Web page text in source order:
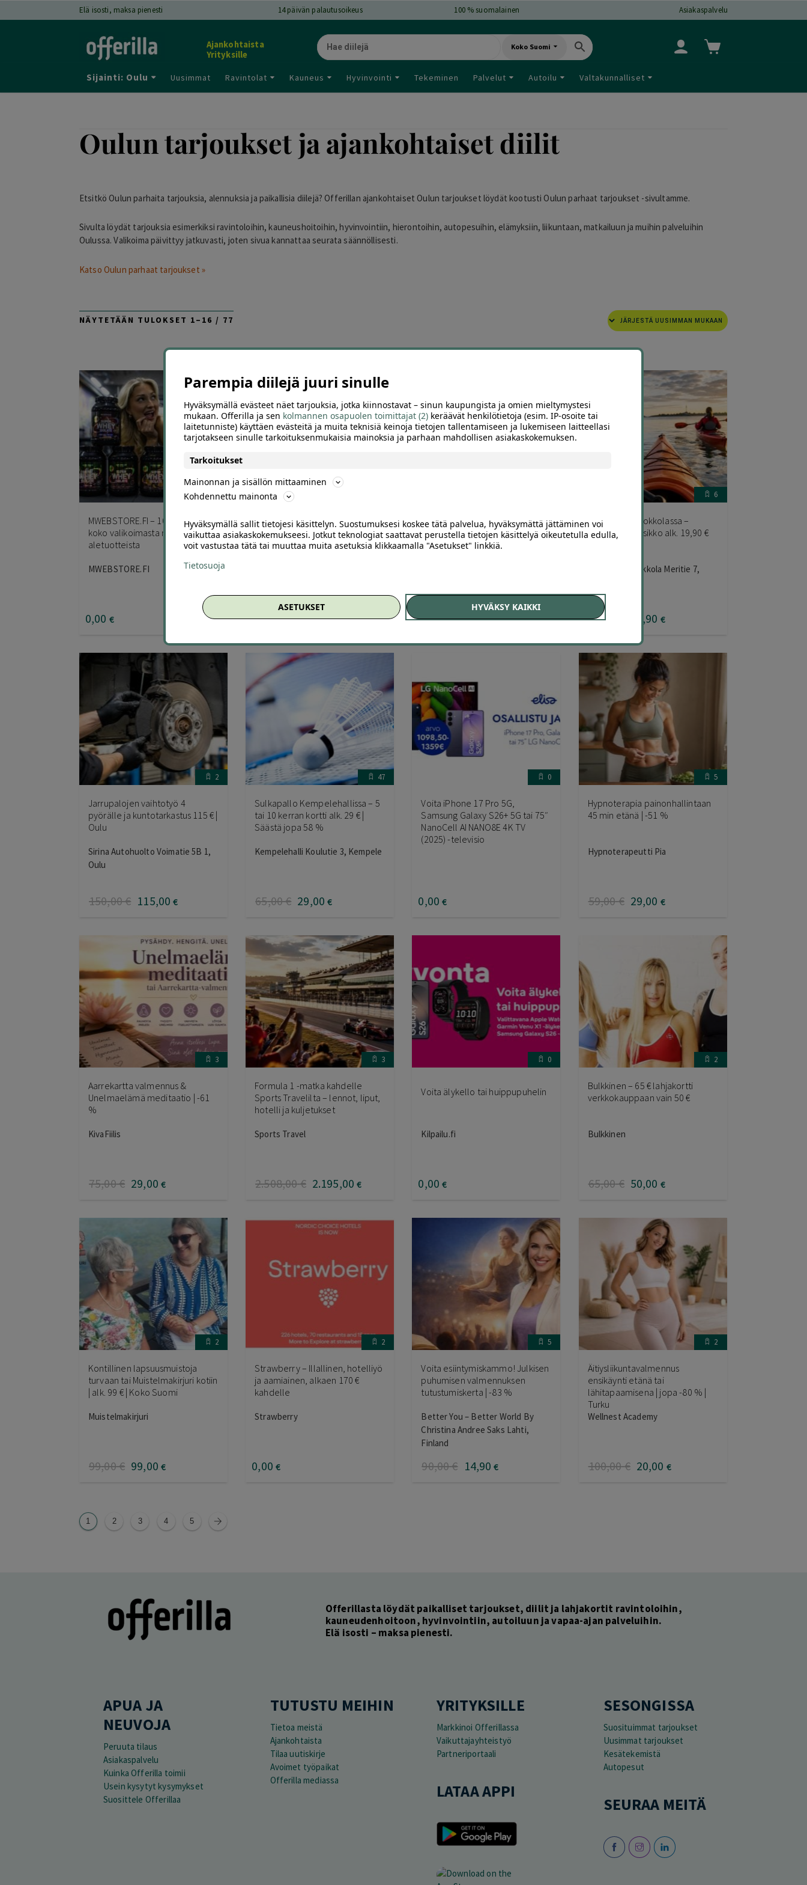
Elä isosti, maksa pienesti 14päivän palautusoikeus 100 % suomalainen Asiakaspalvelu
Ajankohtaista
Yrityksille
Koko Suomi
Sijainti: Oulu Uusimmat Ravintolat Kauneus Hyvinvointi Tekeminen Palvelut Autoilu Valtakunnalliset
Oulun tarjoukset ja ajankohtaiset diilit
Etsitkö Oulun parhaita tarjouksia, alennuksia ja paikallisia diilejä? Offerillan ajankohtaiset Oulun tarjoukset löydät kootusti Oulun parhaat tarjoukset -sivultamme.
Sivulta löydät tarjouksia esimerkiksi ravintoloihin, kauneushoitoihin, hyvinvointiin, hierontoihin, autopesuihin, elämyksiin, liikuntaan, matkailuun ja muihin palveluihin
Oulussa. Valikoima päivittyy jatkuvasti, joten sivua kannattaa seurata säännöllisesti.
Katso Oulun parhaat tarjoukset »
NÄYTETÄÄN TULOKSET 1–16 / 77
LATEST
0
MWEBSTORE.FI – 10 % alennus
koko valikoimasta myös
aletuotteista
MWEBSTORE.FI
0,00 €
Super energiaranneke – 45 %
edulla | Kotiin toimitettuna
55,00€ 30,00 €
Hampaiden valkaisuliuskat kotiin
– 14 hoitokertaa tarjoushintaan
29,90 €
49,90€ 29,90 €
6
2 h melonta Kokkolassa –
yksikkö tai kaksikko alk. 19,90 €
Kayakomat Kokkola Meritie 7,
28,00 ,90 €
2
Jarrupalojen vaihtotyö 4
pyörälle ja kuntotarkastus 115 € |
Oulu
Sirina Autohuolto Voimatie 5B 1,
Oulu
150,00€ 115,00 €
47
Sulkapallo Kempelehallissa – 5
tai 10 kerran kortti alk. 29 € |
Säästä jopa 58 %
Kempelehalli Koulutie 3, Kempele
65,00€ 29,00 €
0
Voita iPhone 17 Pro 5G,
Samsung Galaxy S26+ 5G tai 75″
NanoCell AI NANO8E 4K TV
(2025) -televisio
0,00 €
5
Hypnoterapia painonhallintaan
45 min etänä | -51 %
Hypnoterapeutti Pia
59,00€ 29,00 €
3
Aarrekartta valmennus &
Unelmaelämä meditaatio | -61
%
KivaFiilis
75,00€ 29,00 €
3
Formula 1 -matka kahdelle
Sports Travelilta – lennot, liput,
hotelli ja kuljetukset
Sports Travel
2.508,00€ 2.195,00 €
0
Voita älykello tai huippupuhelin
Kilpailu.fi
0,00 €
2
Bulkkinen – 65 € lahjakortti
verkkokauppaan vain 50 €
Bulkkinen
65,00€ 50,00 €
2
Kontillinen lapsuusmuistoja
turvaan tai Muistelmakirjuri kotiin
| alk. 99 € | Koko Suomi
Muistelmakirjuri
99,00€ 99,00 €
2
Strawberry – Illallinen, hotelliyö
ja aamiainen, alkaen 170 €
kahdelle
Strawberry
0,00 €
5
Voita esiintymiskammo! Julkisen
puhumisen valmennuksen
tutustumiskerta | -83 %
Better You – Better World By
Christina Andree Saks Lahti,
Finland
90,00€ 14,90 €
2
Äitiysliikuntavalmennus
ensikäynti etänä tai
lähitapaamisena | jopa -80 % |
Turku
Wellnest Academy
100,00€ 20,00 €
1 2 3 4 5
Offerillasta löydät paikalliset tarjoukset, diilit ja lahjakortit ravintoloihin,
kauneudenhoitoon, hyvinvointiin, autoiluun ja vapaa-ajan palveluihin.
Elä isosti – maksa pienesti.
APUA JA
NEUVOJA
Peruuta tilaus
Asiakaspalvelu
Kuinka Offerilla toimii
Usein kysytyt kysymykset
Suosittele Offerillaa
TUTUSTU MEIHIN
Tietoa meistä
Ajankohtaista
Tilaa uutiskirje
Avoimet työpaikat
Offerilla mediassa
YRITYKSILLE
Markkinoi Offerillassa
Vaikuttajayhteistyö
Partneriportaali
LATAA APPI
SESONGISSA
Suosituimmat tarjoukset
Uusimmat tarjoukset
Kesätekemistä
Autopesut
SEURAA MEITÄ
Parempia diilejä juuri sinulle
Hyväksymällä evästeet näet tarjouksia, jotka kiinnostavat – sinun kaupungista ja omien mieltymystesi
mukaan. Offerilla ja sen kolmannen osapuolen toimittajat (2) keräävät henkilötietoja (esim. IP-osoite tai
laitetunniste) käyttäen evästeitä ja muita teknisiä keinoja tietojen tallentamiseen ja lukemiseen laitteellasi
tarjotakseen sinulle tarkoituksenmukaisia mainoksia ja parhaan mahdollisen asiakaskokemuksen.
Tarkoitukset
Mainonnan ja sisällön mittaaminen
Kohdennettu mainonta
Hyväksymällä sallit tietojesi käsittelyn. Suostumuksesi koskee tätä palvelua, hyväksymättä jättäminen voi
vaikuttaa asiakaskokemukseesi. Jotkut teknologiat saattavat perustella tietojen käsittelyä oikeutetulla edulla,
voit vastustaa tätä tai muuttaa muita asetuksia klikkaamalla "Asetukset" linkkiä.
Tietosuoja
ASETUKSET HYVÄKSY KAIKKI